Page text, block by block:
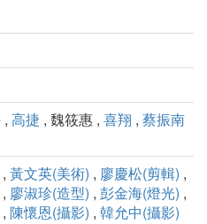
, 高捷 , 魏筱惠 , 喜翔 , 蔡振南
, 黃文英(美術) , 廖慶松(剪輯) ,
, 廖淑珍(造型) , 彭金海(燈光) ,
, 陳懷恩(攝影) , 韓允中(攝影)